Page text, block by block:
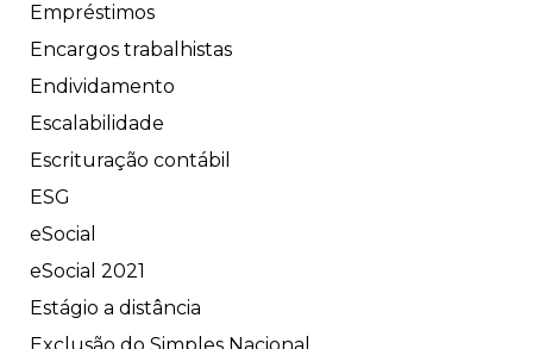
Empréstimos
Encargos trabalhistas
Endividamento
Escalabilidade
Escrituração contábil
ESG
eSocial
eSocial 2021
Estágio a distância